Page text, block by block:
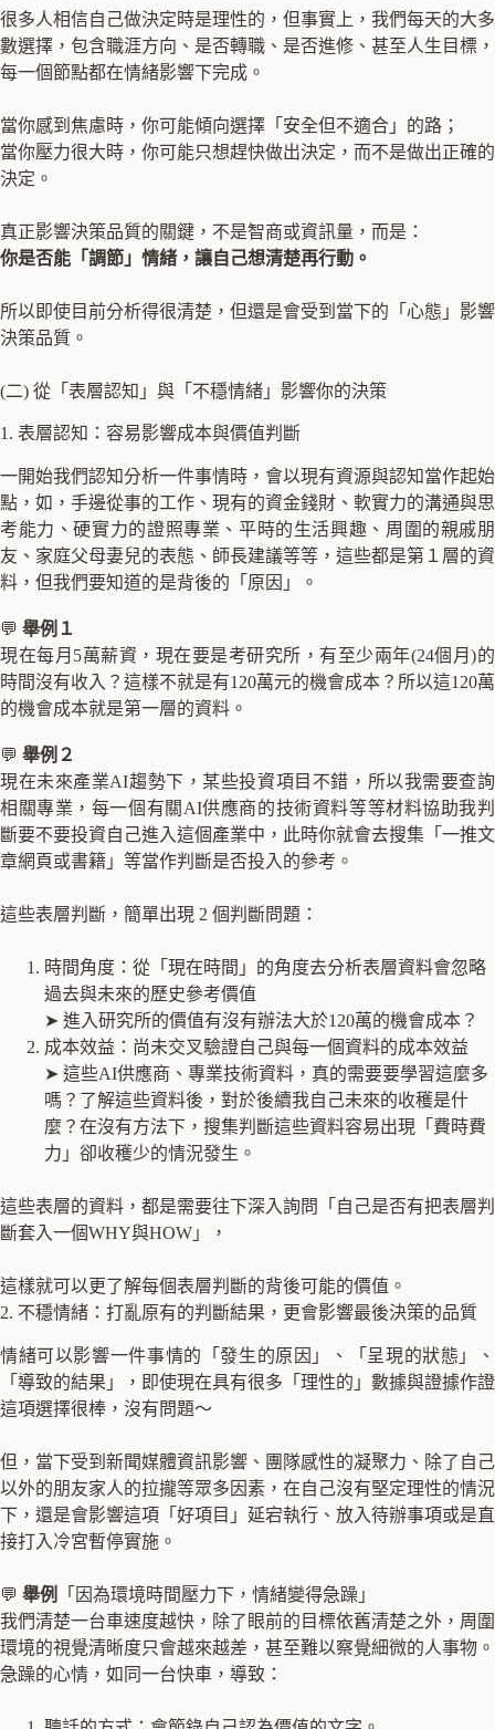
很多人相信自己做決定時是理性的，但事實上，我們每天的大多
數選擇，包含職涯方向、是否轉職、是否進修、甚至人生目標，
每一個節點都在情緒影響下完成。
當你感到焦慮時，你可能傾向選擇「安全但不適合」的路；
當你壓力很大時，你可能只想趕快做出決定，而不是做出正確的
決定。
真正影響決策品質的關鍵，不是智商或資訊量，而是：
你是否能「調節」情緒，讓自己想清楚再行動。
所以即使目前分析得很清楚，但還是會受到當下的「心態」影響
決策品質。
(二) 從「表層認知」與「不穩情緒」影響你的決策
1. 表層認知：容易影響成本與價值判斷
一開始我們認知分析一件事情時，會以現有資源與認知當作起始
點，如，手邊從事的工作、現有的資金錢財、軟實力的溝通與思
考能力、硬實力的證照專業、平時的生活興趣、周圍的親戚朋
友、家庭父母妻兒的表態、師長建議等等，這些都是第１層的資
料，但我們要知道的是背後的「原因」。
💬 舉例１
現在每月5萬薪資，現在要是考研究所，有至少兩年(24個月)的
時間沒有收入？這樣不就是有120萬元的機會成本？所以這120萬
的機會成本就是第一層的資料。
💬 舉例２
現在未來產業AI趨勢下，某些投資項目不錯，所以我需要查詢
相關專業，每一個有關AI供應商的技術資料等等材料協助我判
斷要不要投資自己進入這個產業中，此時你就會去搜集「一推文
章網頁或書籍」等當作判斷是否投入的參考。
這些表層判斷，簡單出現 2 個判斷問題：
時間角度：從「現在時間」的角度去分析表層資料會忽略
過去與未來的歷史參考價值
➤ 進入研究所的價值有沒有辦法大於120萬的機會成本？
成本效益：尚未交叉驗證自己與每一個資料的成本效益
➤ 這些AI供應商、專業技術資料，真的需要要學習這麼多
嗎？了解這些資料後，對於後續我自己未來的收穫是什
麼？在沒有方法下，搜集判斷這些資料容易出現「費時費
力」卻收穫少的情況發生。
這些表層的資料，都是需要往下深入詢問「自己是否有把表層判
斷套入一個WHY與HOW」，
這樣就可以更了解每個表層判斷的背後可能的價值。
2. 不穩情緒：打亂原有的判斷結果，更會影響最後決策的品質
情緒可以影響一件事情的「發生的原因」、「呈現的狀態」、
「導致的結果」，即使現在具有很多「理性的」數據與證據作證
這項選擇很棒，沒有問題～
但，當下受到新聞媒體資訊影響、團隊感性的凝聚力、除了自己
以外的朋友家人的拉攏等眾多因素，在自己沒有堅定理性的情況
下，還是會影響這項「好項目」延宕執行、放入待辦事項或是直
接打入冷宮暫停實施。
💬 舉例
「因為環境時間壓力下，情緒變得急躁」
我們清楚一台車速度越快，除了眼前的目標依舊清楚之外，周圍
環境的視覺清晰度只會越來越差，甚至難以察覺細微的人事物。
急躁的心情，如同一台快車，導致：